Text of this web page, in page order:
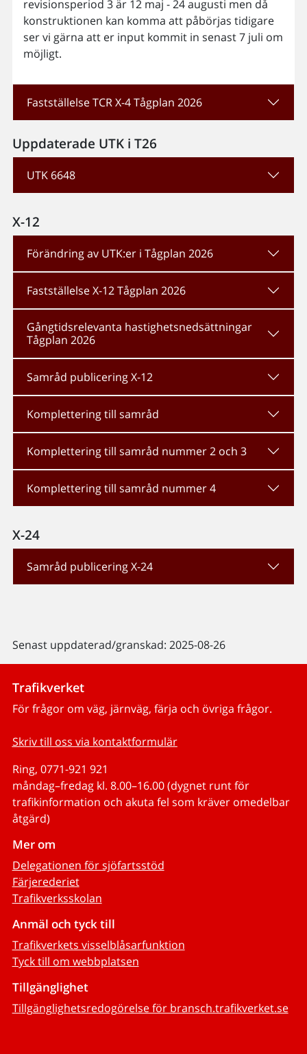
revisionsperiod 3 är 12 maj - 24 augusti men då
konstruktionen kan komma att påbörjas tidigare
ser vi gärna att er input kommit in senast 7 juli om
möjligt.
Fastställelse TCR X-4 Tågplan 2026
Uppdaterade UTK i T26
UTK 6648
X-12
Förändring av UTK:er i Tågplan 2026
Fastställelse X-12 Tågplan 2026
Gångtidsrelevanta hastighetsnedsättningar
Tågplan 2026
Samråd publicering X-12
Komplettering till samråd
Komplettering till samråd nummer 2 och 3
Komplettering till samråd nummer 4
X-24
Samråd publicering X-24
Senast uppdaterad/granskad: 2025-08-26
Trafikverket
För frågor om väg, järnväg, färja och övriga frågor.
Skriv till oss via kontaktformulär
Ring, 0771-921 921
måndag–fredag kl. 8.00–16.00 (dygnet runt för
trafikinformation och akuta fel som kräver omedelbar
åtgärd)
Mer om
Delegationen för sjöfartsstöd
Färjerederiet
Trafikverksskolan
Anmäl och tyck till
Trafikverkets visselblåsarfunktion
Tyck till om webbplatsen
Tillgänglighet
Tillgänglighetsredogörelse för bransch.trafikverket.se